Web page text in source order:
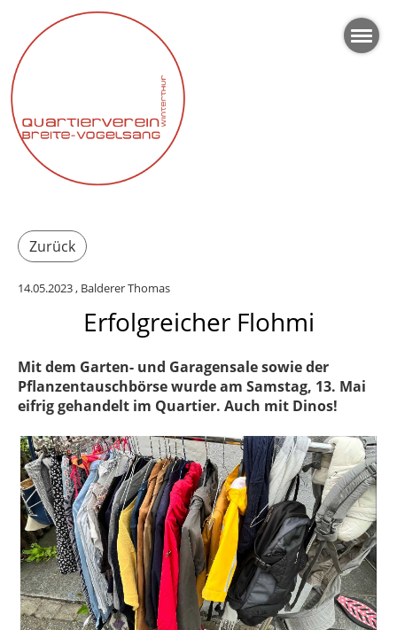
Zurück
14.05.2023, Balderer Thomas
Erfolgreicher Flohmi
Mit dem Garten- und Garagensale sowie der
Pflanzentauschbörse wurde am Samstag, 13. Mai
eifrig gehandelt im Quartier. Auch mit Dinos!